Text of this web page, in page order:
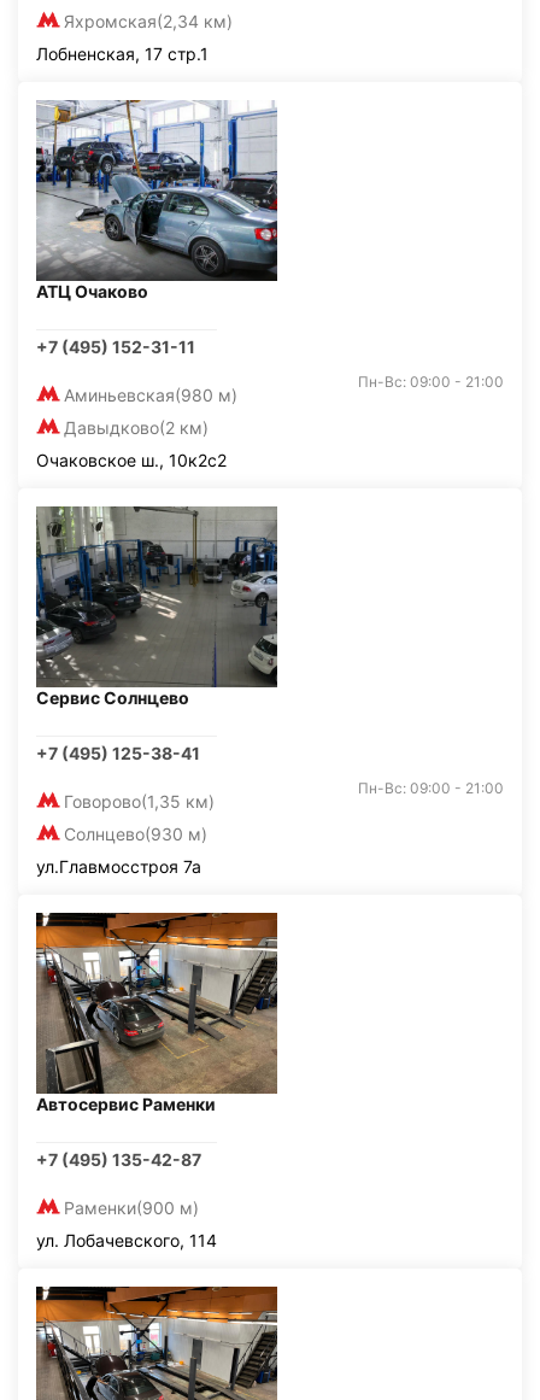
Яхромская(2,34 км)
Лобненская, 17 стр.1
АТЦ Очаково
+7 (495) 152-31-11
Аминьевская(980 м)
Давыдково(2 км)
Пн-Вс: 09:00 - 21:00
Очаковское ш., 10к2с2
Сервис Солнцево
+7 (495) 125-38-41
Говорово(1,35 км)
Солнцево(930 м)
Пн-Вс: 09:00 - 21:00
ул.Главмосстроя 7а
Автосервис Раменки
+7 (495) 135-42-87
Раменки(900 м)
ул. Лобачевского, 114